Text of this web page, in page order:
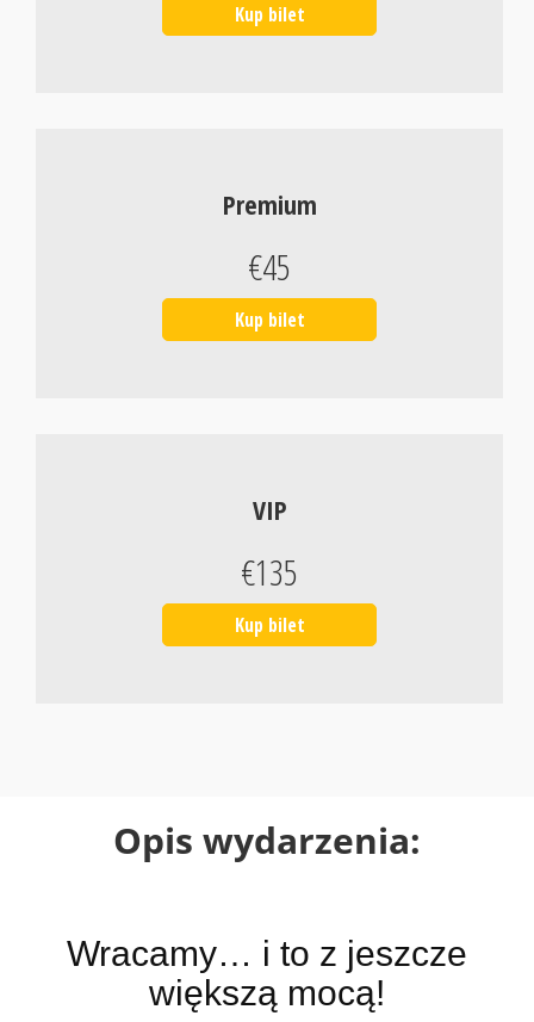
Kup bilet
Premium
€45
Kup bilet
VIP
€135
Kup bilet
Opis wydarzenia:
Wracamy… i to z jeszcze
większą mocą!